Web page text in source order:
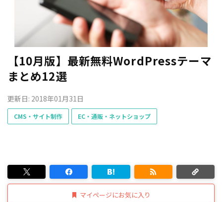
【10月版】最新無料WordPressテーマ
まとめ12選
更新日: 2018年01月31日
CMS・サイト制作 EC・通販・ネットショップ
マイページにお気に入り